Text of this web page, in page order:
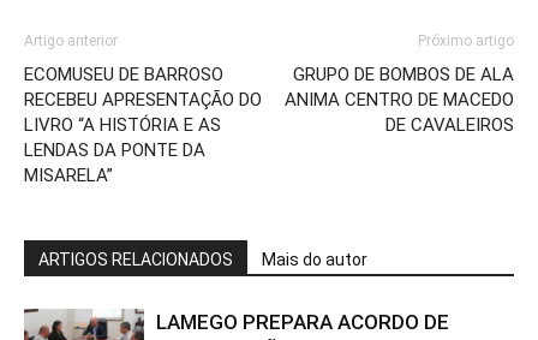
Artigo anterior
ECOMUSEU DE BARROSO
RECEBEU APRESENTAÇÃO DO
LIVRO “A HISTÓRIA E AS
LENDAS DA PONTE DA
MISARELA”
Próximo artigo
GRUPO DE BOMBOS DE ALA
ANIMA CENTRO DE MACEDO
DE CAVALEIROS
ARTIGOS RELACIONADOS Mais do autor
LAMEGO PREPARA ACORDO DE